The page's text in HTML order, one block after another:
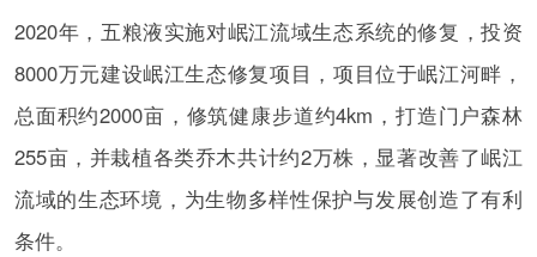
2020年，五粮液实施对岷江流域生态系统的修复，投资
8000万元建设岷江生态修复项目，项目位于岷江河畔，
总面积约2000亩，修筑健康步道约4km，打造门户森林
255亩，并栽植各类乔木共计约2万株，显著改善了岷江
流域的生态环境，为生物多样性保护与发展创造了有利
条件。